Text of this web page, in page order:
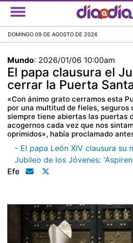
Pasar
al
DOMINGO 09 DE AGOSTO DE 2026
Mundo: 2026/01/06 10:00am
El papa clausura el
cerrar la Puerta
«Con ánimo grato cerramos esta
por una multitud de fieles, seguros
siempre tiene abiertas las puertas
acogernos cada vez que nos
oprimidos», había proclamado
- El papa León XIV clausura su
Jubileo de los Jóvenes:
Efe